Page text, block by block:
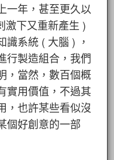
一年，甚至更久以
激下又重新產生 )
識系統 ( 大腦 ) ，
行製造組合，我們
，當然，數百個概
實用價值，不過其
，也許某些看似沒
個好創意的一部